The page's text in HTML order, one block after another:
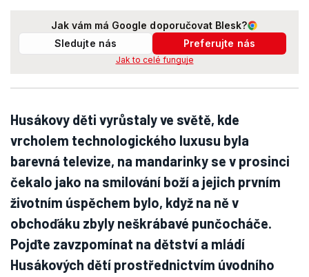
Jak vám má Google doporučovat Blesk?
Sledujte nás
Preferujte nás
Jak to celé funguje
Husákovy děti vyrůstaly ve světě, kde
vrcholem technologického luxusu byla
barevná televize, na mandarinky se v prosinci
čekalo jako na smilování boží a jejich prvním
životním úspěchem bylo, když na ně v
obchoďáku zbyly neškrábavé punčocháče.
Pojďte zavzpomínat na dětství a mládí
Husákových dětí prostřednictvím úvodního